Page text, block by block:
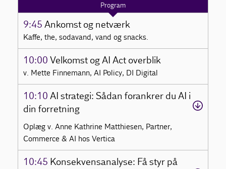
Program
9:45 Ankomst og netværk
Kaffe, the, sodavand, vand og snacks.
10:00 Velkomst og AI Act overblik
v. Mette Finnemann, AI Policy, DI Digital
10:10 AI strategi: Sådan forankrer du AI i
din forretning
Oplæg v. Anne Kathrine Matthiesen, Partner,
Commerce & AI hos Vertica
10:45 Konsekvensanalyse: Få styr på